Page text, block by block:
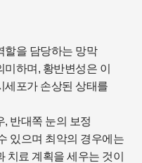
할을 담당하는 망막
하며, 황반변성은 이
세포가 손상된 상태를
반대쪽 눈의 보정
있으며 최악의 경우에는
치료 계획을 세우는 것이